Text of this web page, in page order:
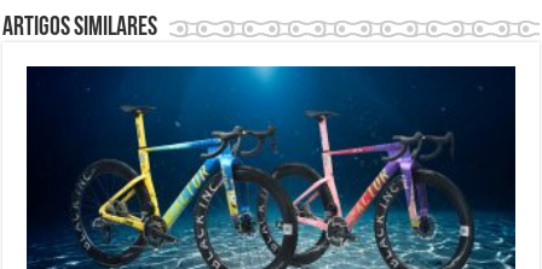
Artigos similares